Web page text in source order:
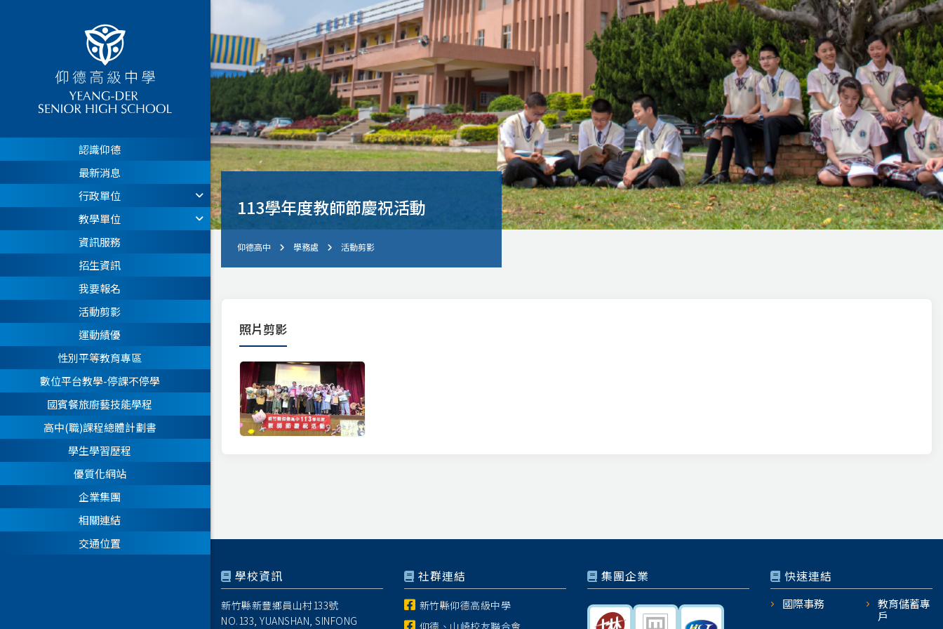
認識仰德
最新消息
行政單位
教學單位
資訊服務
招生資訊
我要報名
活動剪影
運動績優
性別平等教育專區
數位平台教學-停課不停學
國賓餐旅廚藝技能學程
高中(職)課程總體計劃書
學生學習歷程
優質化網站
企業集團
相關連結
交通位置
113學年度教師節慶祝活動
仰德高中 學務處 活動剪影
照片剪影
學校資訊
新竹縣新豐鄉員山村133號
NO.133, YUANSHAN, SINFONG
社群連結
新竹縣仰德高級中學
仰德、山崎校友聯合會
集團企業 快速連結
國際事務
教育儲蓄專
戶